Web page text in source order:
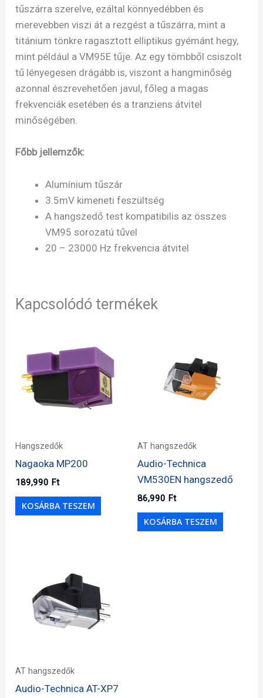
tűszárra szerelve, ezáltal könnyedébben és
merevebben viszi át a rezgést a tűszárra, mint a
titánium tönkre ragasztott elliptikus gyémánt hegy,
mint például a VM95E tűje. Az egy tömbből csiszolt
tű lényegesen drágább is, viszont a hangminőség
azonnal észrevehetően javul, főleg a magas
frekvenciák esetében és a tranziens átvitel
minőségében.
Főbb jellemzők:
Alumínium tűszár
3.5mV kimeneti feszültség
A hangszedő test kompatibilis az összes
VM95 sorozatú tűvel
20 – 23000 Hz frekvencia átvitel
Kapcsolódó termékek
Hangszedők
Nagaoka MP200
189,990 Ft
KOSÁRBA TESZEM
AT hangszedők
Audio-Technica
VM530EN hangszedő
86,990 Ft
KOSÁRBA TESZEM
AT hangszedők
Audio-Technica AT-XP7